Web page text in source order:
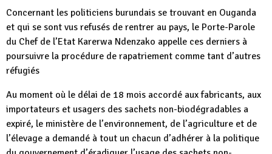
Concernant les politiciens burundais se trouvant en Ouganda
et qui se sont vus refusés de rentrer au pays, le Porte-Parole
du Chef de l’Etat Karerwa Ndenzako appelle ces derniers à
poursuivre la procédure de rapatriement comme tant d’autres
réfugiés
Au moment où le délai de 18 mois accordé aux fabricants, aux
importateurs et usagers des sachets non-biodégradables a
expiré, le ministère de l’environnement, de l’agriculture et de
l’élevage a demandé à tout un chacun d’adhérer à la politique